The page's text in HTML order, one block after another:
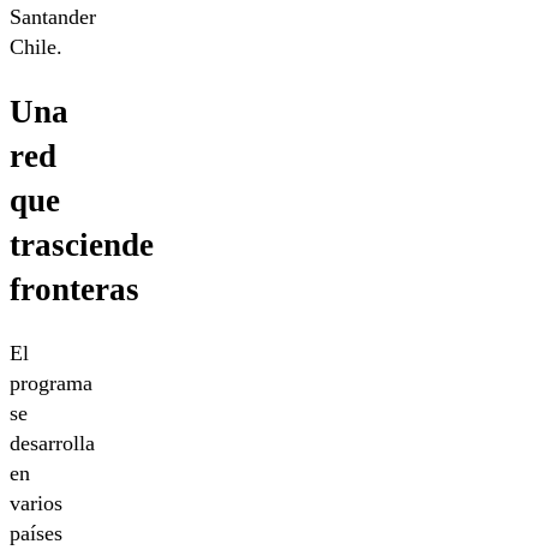
Santander
Chile.
Una
red
que
trasciende
fronteras
El
programa
se
desarrolla
en
varios
países